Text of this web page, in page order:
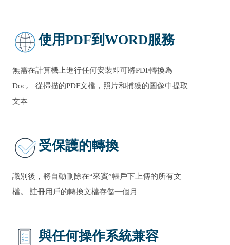
使用PDF到WORD服務
無需在計算機上進行任何安裝即可將PDF轉換為
Doc。 從掃描的PDF文檔，照片和捕獲的圖像中提取
文本
受保護的轉換
識別後，將自動刪除在“來賓”帳戶下上傳的所有文
檔。 註冊用戶的轉換文檔存儲一個月
與任何操作系統兼容